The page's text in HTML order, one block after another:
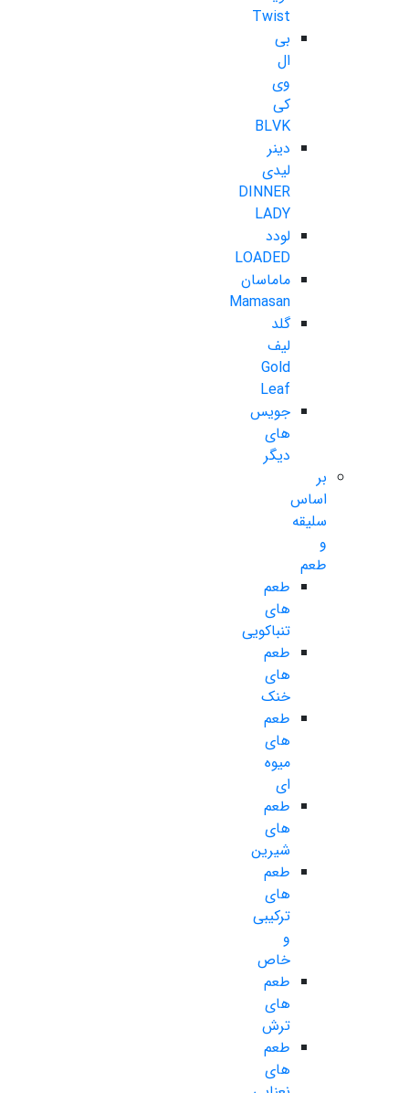
Twist
بی
ال
وی
کی
BLVK
دینر
لیدی
DINNER
LADY
لودد
LOADED
ماماسان
Mamasan
گلد
لیف
Gold
Leaf
جویس
های
دیگر
بر
اساس
سلیقه
و
طعم
طعم
های
تنباکویی
طعم
های
خنک
طعم
های
میوه
ای
طعم
های
شیرین
طعم
های
ترکیبی
و
خاص
طعم
های
ترش
طعم
های